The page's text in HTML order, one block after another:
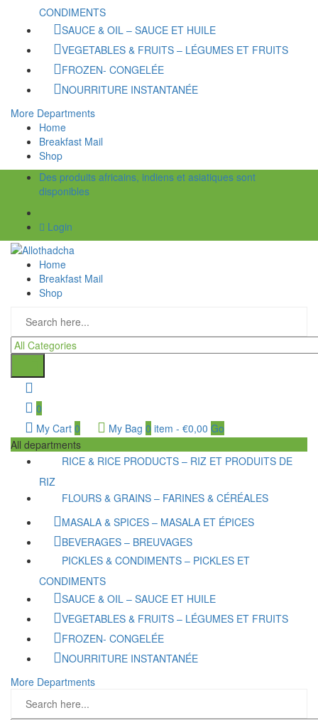
CONDIMENTS
SAUCE & OIL – SAUCE ET HUILE
VEGETABLES & FRUITS – LÉGUMES ET FRUITS
FROZEN- CONGELÉE
NOURRITURE INSTANTANÉE
More Departments
Home
Breakfast Mail
Shop
Des produits africains, indiens et asiatiques sont
disponibles
Login
Home
Breakfast Mail
Shop
0
My Cart 0 My Bag 0 item - €0,00 Go
All departments
RICE & RICE PRODUCTS – RIZ ET PRODUITS DE
RIZ
FLOURS & GRAINS – FARINES & CÉRÉALES
MASALA & SPICES – MASALA ET ÉPICES
BEVERAGES – BREUVAGES
PICKLES & CONDIMENTS – PICKLES ET
CONDIMENTS
SAUCE & OIL – SAUCE ET HUILE
VEGETABLES & FRUITS – LÉGUMES ET FRUITS
FROZEN- CONGELÉE
NOURRITURE INSTANTANÉE
More Departments